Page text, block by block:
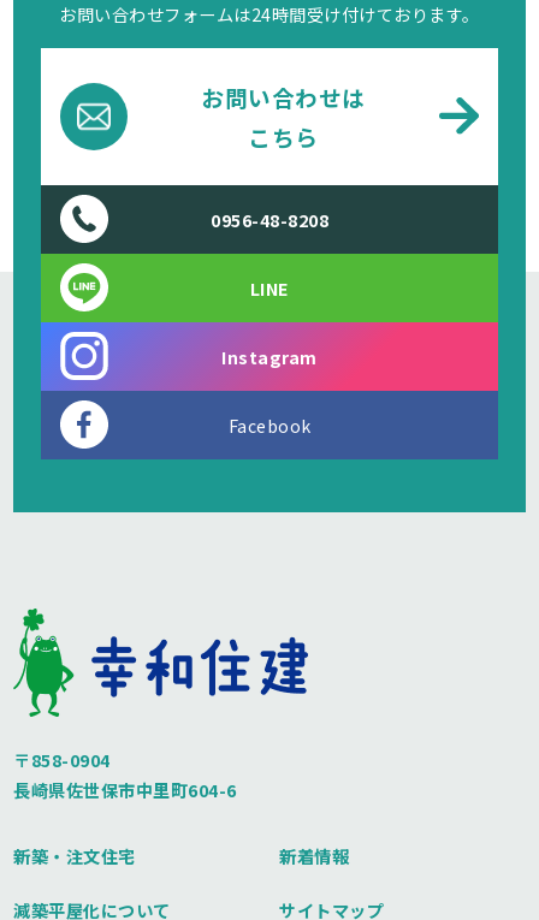
お問い合わせフォームは24時間受け付けております。
お問い合わせは
こちら
0956-48-8208
LINE
Instagram
Facebook
〒858-0904
長崎県佐世保市中里町604-6
新築・注文住宅
減築平屋化について
新着情報
サイトマップ